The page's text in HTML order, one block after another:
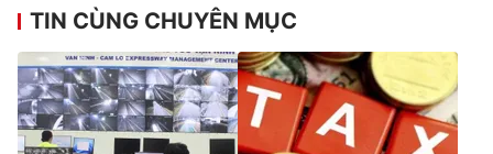
TIN CÙNG CHUYÊN MỤC